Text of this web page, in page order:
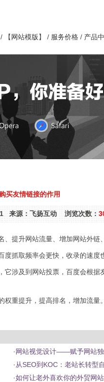
/ 【网站模版】 / 服务价格 / 产品
买友情链接的作用
来源：飞扬互动 浏览次数：
提升网站流量、增加网站外链
抓取频率会更快，收录的速度
涉及到网站投票，百度会根据
重提升，提高排名，增加流
·网站视觉设计——赋予网站
· 从SEO到KOC：老站长转型
·如何让老外喜欢你的外贸网